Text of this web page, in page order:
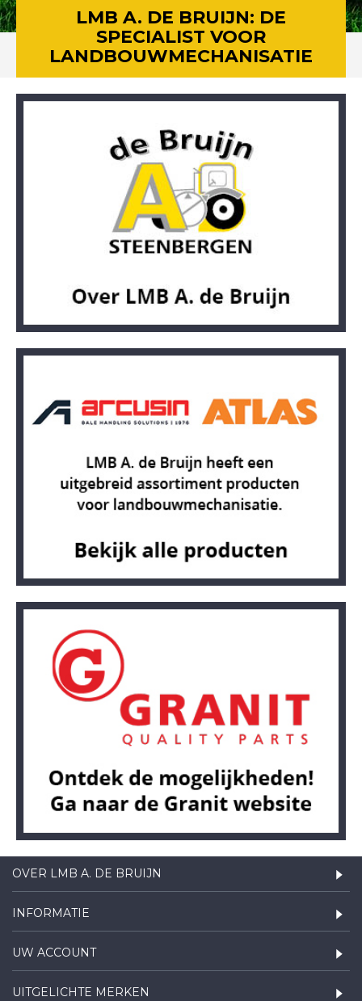
LMB A. DE BRUIJN: DE
SPECIALIST VOOR
LANDBOUWMECHANISATIE
OVER LMB A. DE BRUIJN
INFORMATIE
UW ACCOUNT
UITGELICHTE MERKEN